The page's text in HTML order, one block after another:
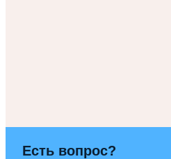
Есть вопрос?